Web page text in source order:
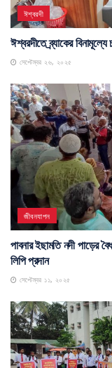
ঈশ্বরদী
ঈশ্বরদীতে ব্র্যাকের বিনামূল্যে
সেপ্টেম্বর ২৬, ২০২৫
জীবনযাপন
পাবনার ইছামতি নদী পাড়ের
লিপি প্রদান
সেপ্টেম্বর ১১, ২০২৫